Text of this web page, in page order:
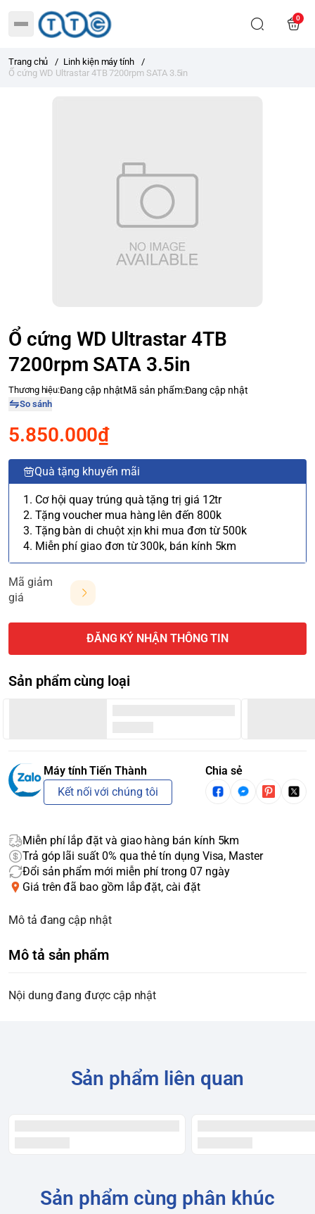
0
Trang chủ / Linh kiện máy tính
/
Ổ cứng WD Ultrastar 4TB 7200rpm SATA 3.5in
Ổ cứng WD Ultrastar 4TB
7200rpm SATA 3.5in
Thương hiệu:Đang cập nhậtMã sản phẩm:Đang cập nhật
So sánh
5.850.000₫
Quà tặng khuyến mãi
1. Cơ hội quay trúng quà tặng trị giá 12tr
2. Tặng voucher mua hàng lên đến 800k
3. Tặng bàn di chuột xịn khi mua đơn từ 500k
4. Miễn phí giao đơn từ 300k, bán kính 5km
Mã giảm
giá
ĐĂNG KÝ NHẬN THÔNG TIN
Sản phẩm cùng loại
Máy tính Tiến Thành
Kết nối với chúng tôi
Chia sẻ
Miễn phí lắp đặt và giao hàng bán kính 5km
Trả góp lãi suất 0% qua thẻ tín dụng Visa, Master
Đổi sản phẩm mới miễn phí trong 07 ngày
Giá trên đã bao gồm lắp đặt, cài đặt
Mô tả đang cập nhật
Mô tả sản phẩm
Nội dung đang được cập nhật
Sản phẩm liên quan
Sản phẩm cùng phân khúc